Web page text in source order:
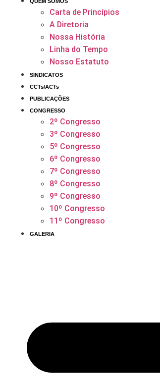
Carta de Princípios
A Diretoria
Nossa História
Linha do Tempo
Nosso Estatuto
SINDICATOS
CCTs/ACTs
PUBLICAÇÕES
CONGRESSO
2º Congresso
3º Congresso
5º Congresso
6º Congresso
7º Congresso
8º Congresso
9º Congresso
10º Congresso
11º Congresso
GALERIA